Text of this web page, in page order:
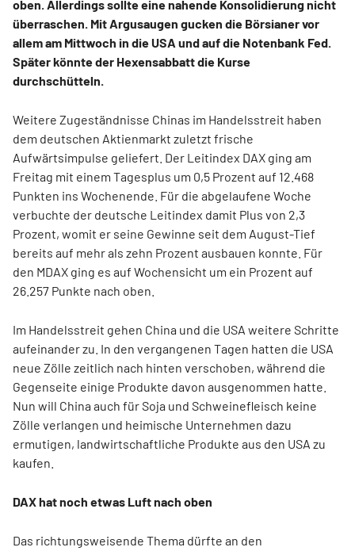
oben. Allerdings sollte eine nahende Konsolidierung nicht
überraschen. Mit Argusaugen gucken die Börsianer vor
allem am Mittwoch in die USA und auf die Notenbank Fed.
Später könnte der Hexensabbatt die Kurse
durchschütteln.
Weitere Zugeständnisse Chinas im Handelsstreit haben
dem deutschen Aktienmarkt zuletzt frische
Aufwärtsimpulse geliefert. Der Leitindex DAX ging am
Freitag mit einem Tagesplus um 0,5 Prozent auf 12.468
Punkten ins Wochenende. Für die abgelaufene Woche
verbuchte der deutsche Leitindex damit Plus von 2,3
Prozent, womit er seine Gewinne seit dem August-Tief
bereits auf mehr als zehn Prozent ausbauen konnte. Für
den MDAX ging es auf Wochensicht um ein Prozent auf
26.257 Punkte nach oben.
Im Handelsstreit gehen China und die USA weitere Schritte
aufeinander zu. In den vergangenen Tagen hatten die USA
neue Zölle zeitlich nach hinten verschoben, während die
Gegenseite einige Produkte davon ausgenommen hatte.
Nun will China auch für Soja und Schweinefleisch keine
Zölle verlangen und heimische Unternehmen dazu
ermutigen, landwirtschaftliche Produkte aus den USA zu
kaufen.
DAX hat noch etwas Luft nach oben
Das richtungsweisende Thema dürfte an den